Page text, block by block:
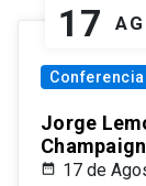
17
Jorge
Champaign
17 de